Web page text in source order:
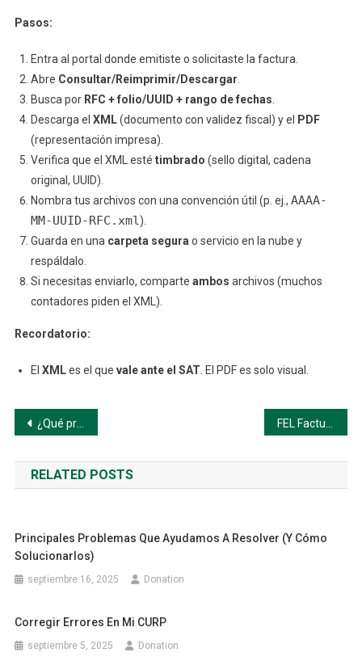
Pasos:
Entra al portal donde emitiste o solicitaste la factura.
Abre Consultar/Reimprimir/Descargar
Busca por RFC + folio/UUID + rango de fechas
Descarga el XML(documento con validez fiscal) y el
PDF
(representación impresa).
Verifica que el XML esté timbrado (sello digital, cadena
original, UUID).
Nombra tus archivos con una convención útil (p. ej., AAAA-
MM-UUID-RFC.xml).
Guarda en una carpeta segura o servicio en la nube y
respáldalo.
Si necesitas enviarlo, comparte ambos archivos (muchos
contadores piden el XML).
Recordatorio:
El XMLes el que vale ante el SAT . El PDF es solo visual.
Navegación
de
entradas
¿Qué problemas resuelve esta plataforma?
RELATED POSTS
Principales Problemas Que Ayudamos A Resolver (y Cómo
Solucionarlos)
septiembre 16, 2025 Donation
Corregir Errores En Mi CURP
septiembre 5, 2025 Donation